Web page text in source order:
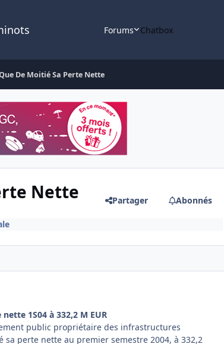
Forums Chatbox
De Moitié Sa Perte Nette
Nette Partager Abonnés
1S04 à 332,2 M EUR
public propriétaire des infrastructures
perte nette au premier semestre 2004, à 332,2